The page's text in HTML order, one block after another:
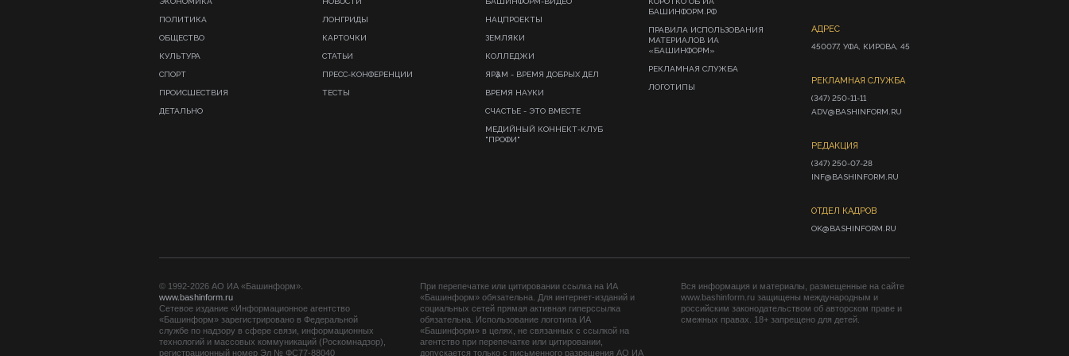
ПОЛИТИКА
ОБЩЕСТВО
КУЛЬТУРА
СПОРТ
ПРОИСШЕСТВИЯ
ДЕТАЛЬНО
ЛОНГРИДЫ
КАРТОЧКИ
СТАТЬИ
ПРЕСС-КОНФЕРЕНЦИИ
ТЕСТЫ
НАЦПРОЕКТЫ
ЗЕМЛЯКИ
КОЛЛЕДЖИ
ЯРҘАМ - ВРЕМЯ ДОБРЫХ ДЕЛ
ВРЕМЯ НАУКИ
СЧАСТЬЕ - ЭТО ВМЕСТЕ
МЕДИЙНЫЙ КОННЕКТ-КЛУБ
"ПРОФИ"
БАШИНФОРМ.РФ
ПРАВИЛА ИСПОЛЬЗОВАНИЯ
МАТЕРИАЛОВ ИА
«БАШИНФОРМ»
РЕКЛАМНАЯ СЛУЖБА
ЛОГОТИПЫ
АДРЕС
450077, УФА, КИРОВА, 45
РЕКЛАМНАЯ СЛУЖБА
(347) 250-11-11
ADV@BASHINFORM.RU
РЕДАКЦИЯ
(347) 250-07-28
INF@BASHINFORM.RU
ОТДЕЛ КАДРОВ
OK@BASHINFORM.RU
© 1992-2026 АО ИА «Башинформ».
www.bashinform.ru
Сетевое издание «Информационное агентство
«Башинформ» зарегистрировано в Федеральной
службе по надзору в сфере связи, информационных
технологий и массовых коммуникаций (Роскомнадзор),
регистрационный номер Эл № ФС77-88040
При перепечатке или цитировании ссылка на ИА
«Башинформ» обязательна. Для интернет-изданий и
социальных сетей прямая активная гиперссылка
обязательна. Использование логотипа ИА
«Башинформ» в целях, не связанных с ссылкой на
агентство при перепечатке или цитировании,
допускается только с письменного разрешения АО ИА
Вся информация и материалы, размещенные на сайте
www.bashinform.ru защищены международным и
российским законодательством об авторском праве и
смежных правах. 18+ запрещено для детей.